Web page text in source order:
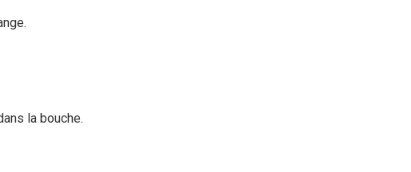
la bouche.